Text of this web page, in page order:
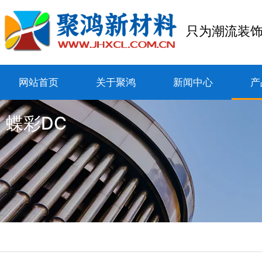
只为潮流装
网站首页 关于聚鸿 新闻中心
蝶彩DC